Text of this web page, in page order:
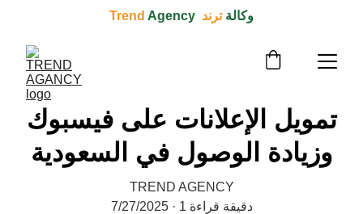
وكالة ترند  Trend Agency
تمويل الإعلانات على فيسبوك
وزيادة الوصول في السعودية
TREND AGENCY
7/27/2025
1 دقيقة قراءة